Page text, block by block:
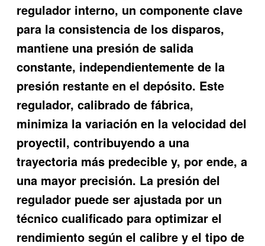
regulador interno, un componente clave
para la consistencia de los disparos,
mantiene una presión de salida
constante, independientemente de la
presión restante en el depósito. Este
regulador, calibrado de fábrica,
minimiza la variación en la velocidad del
proyectil, contribuyendo a una
trayectoria más predecible y, por ende, a
una mayor precisión. La presión del
regulador puede ser ajustada por un
técnico cualificado para optimizar el
rendimiento según el calibre y el tipo de